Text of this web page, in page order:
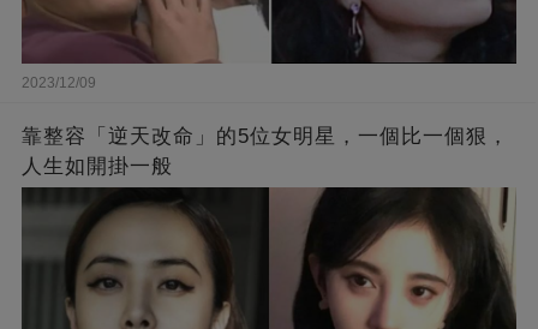
2023/12/09
靠整容「逆天改命」的5位女明星，一個比一個狠，
人生如開掛一般